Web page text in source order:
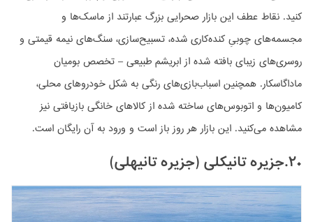
کنید. نقاط عطف این بازار صحرایی بزرگ عبارتند از ماسک‌ها و
مجسمه‌های چوبیِ کنده‌کاری شده، تسبیح‌سازی، سنگ‌های نیمه قیمتی و
روسری‌های زیبای بافته شده از ابریشم طبیعی – تخصص بومیان
ماداگاسکار. همچنین اسباب‌بازی‌های رنگی به شکل خودروهای محلی،
کامیون‌ها و اتوبوس‌های ساخته شده از کالاهای خانگی بازیافتی نیز
مشاهده می‌کنید. این بازار هر روز باز است و ورود به آن رایگان است.
۲۰.جزیره تانیکلی (جزیره تانیهلی)